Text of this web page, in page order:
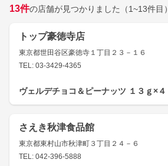
13件の店舗が見つかりました （1~13件目）
トップ豪徳寺店
東京都世田谷区豪徳寺１丁目２３－１６
TEL: 03-3429-4365
ヴェルデチョコ＆ピーナッツ １３ｇ×４
さえき秋津食品館
東京都東村山市秋津町３丁目２４－６
TEL: 042-396-5888